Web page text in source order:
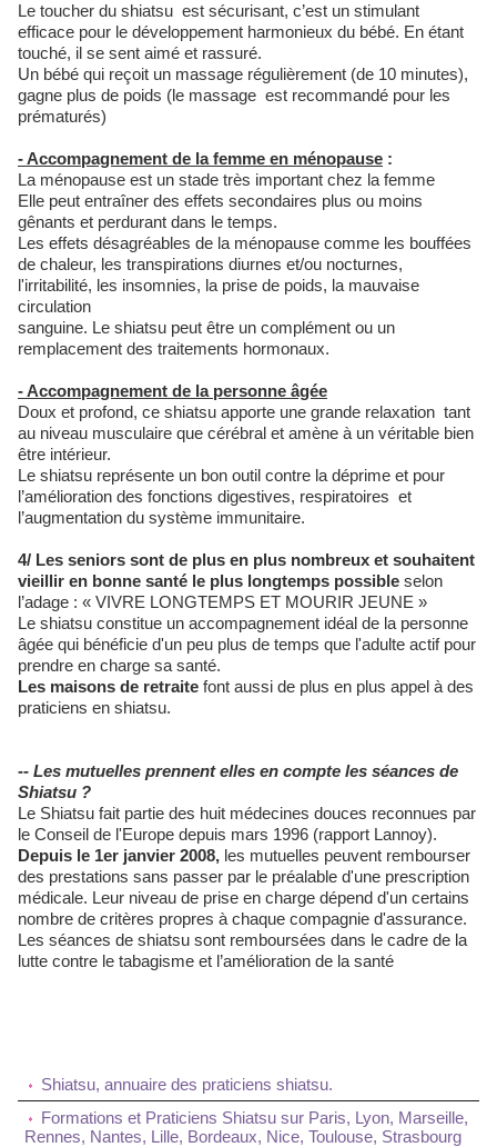
Le toucher du shiatsu est sécurisant, c’est un stimulant
efficace pour le développement harmonieux du bébé. En étant
touché, il se sent aimé et rassuré.
Un bébé qui reçoit un massage régulièrement (de 10 minutes),
gagne plus de poids (le massage est recommandé pour les
prématurés)
- Accompagnement de la femme en ménopause :
La ménopause est un stade très important chez la femme
Elle peut entraîner des effets secondaires plus ou moins
gênants et perdurant dans le temps.
Les effets désagréables de la ménopause comme les bouffées
de chaleur, les transpirations diurnes et/ou nocturnes,
l'irritabilité, les insomnies, la prise de poids, la mauvaise
circulation
sanguine. Le shiatsu peut être un complément ou un
remplacement des traitements hormonaux.
- Accompagnement de la personne âgée
Doux et profond, ce shiatsu apporte une grande relaxation tant
au niveau musculaire que cérébral et amène à un véritable bien
être intérieur.
Le shiatsu représente un bon outil contre la déprime et pour
l’amélioration des fonctions digestives, respiratoires et
l’augmentation du système immunitaire.
4/ Les seniors sont de plus en plus nombreux et souhaitent
vieillir en bonne santé le plus longtemps possible selon
l’adage : « VIVRE LONGTEMPS ET MOURIR JEUNE »
Le shiatsu constitue un accompagnement idéal de la personne
âgée qui bénéficie d'un peu plus de temps que l'adulte actif pour
prendre en charge sa santé.
Les maisons de retraite font aussi de plus en plus appel à des
praticiens en shiatsu.
-- Les mutuelles prennent elles en compte les séances de
Shiatsu ?
Le Shiatsu fait partie des huit médecines douces reconnues par
le Conseil de l'Europe depuis mars 1996 (rapport Lannoy).
Depuis le 1er janvier 2008, les mutuelles peuvent rembourser
des prestations sans passer par le préalable d'une prescription
médicale. Leur niveau de prise en charge dépend d'un certains
nombre de critères propres à chaque compagnie d'assurance.
Les séances de shiatsu sont remboursées dans le cadre de la
lutte contre le tabagisme et l’amélioration de la santé
Shiatsu, annuaire des praticiens shiatsu.
Formations et Praticiens Shiatsu sur Paris, Lyon, Marseille,
Rennes, Nantes, Lille, Bordeaux, Nice, Toulouse, Strasbourg